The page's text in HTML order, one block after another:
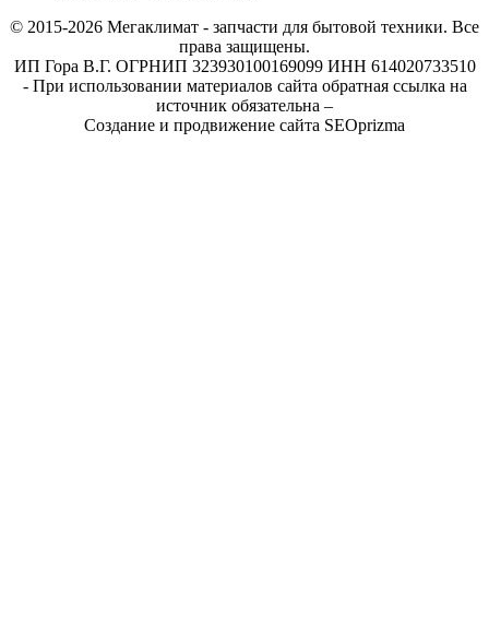
© 2015-2026 Мегаклимат - запчасти для бытовой техники. Все
права защищены.
ИП Гора В.Г. ОГРНИП 323930100169099 ИНН 614020733510
- При использовании материалов сайта обратная ссылка на
источник обязательна –
Создание и продвижение сайта SEOprizma